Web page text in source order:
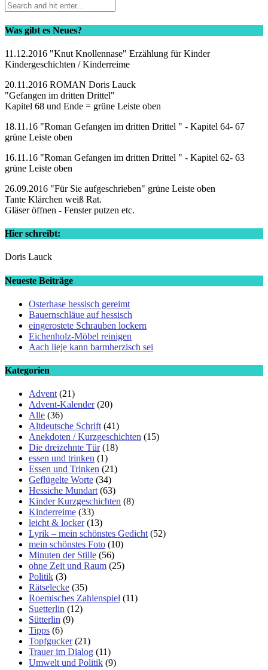
Was gibt es Neues?
11.12.2016 "Knut Knollennase" Erzählung für Kinder
Kindergeschichten / Kinderreime
20.11.2016 ROMAN Doris Lauck
"Gefangen im dritten Drittel"
Kapitel 68 und Ende = grüne Leiste oben
18.11.16 "Roman Gefangen im dritten Drittel " - Kapitel 64- 67
grüne Leiste oben
16.11.16 "Roman Gefangen im dritten Drittel " - Kapitel 62- 63
grüne Leiste oben
26.09.2016 "Für Sie aufgeschrieben" grüne Leiste oben
Tante Klärchen weiß Rat.
Gläser öffnen - Fenster putzen etc.
Hier schreibt:
Doris Lauck
Neueste Beiträge
Osterhase hessisch gereimt
Bauernschläue auf hessisch
eingerostete Schrauben lockern
Eichenholz-Möbel reinigen
Aach lieje kann barmherzisch sei
Kategorien
Advent(21)
Advent-Kalender(20)
Alle (36)
Altdeutsche Schrift(41)
Anekdoten / Kurzgeschichten (15)
Die dreizehnte Tür(18)
essen und trinken (1)
Essen und Trinken (21)
Geflügelte Worte (34)
Hessiche Mundart(63)
Kinder Kurzgeschichten (8)
Kinderreime (33)
leicht & locker(13)
Lyrik – mein schönstes Gedicht(52)
mein schönstes Foto (10)
Minuten der Stille (56)
ohne Zeit und Raum (25)
Politik (3)
Rätselecke (35)
Roemisches Zahlenspiel (11)
Suetterlin (12)
Sütterlin (9)
Tipps (6)
Topfgucker(21)
Trauer im Dialog (11)
Umwelt und Politik (9)